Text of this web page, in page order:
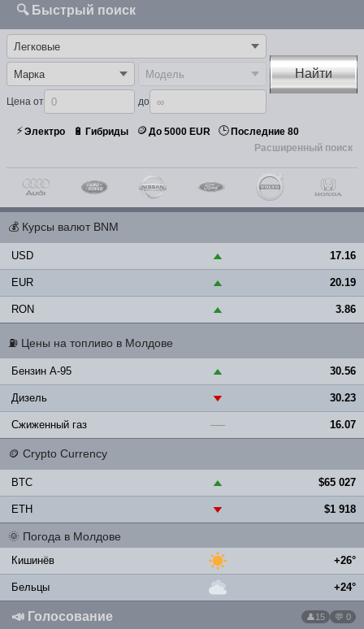
🔍 Быстрый поиск
Цена от до
Найти
⚡Электро 🔋 Гибриды 🪙 До 5000 EUR 🕒 Последние 80
Расширенный поиск
💰 Курсы валют BNM
USD ▲ 17.16
EUR ▲ 20.19
RON ▲ 3.86
⛽ Цены на топливо в Молдове
Бензин A-95 ▲ 30.56
Дизель ▼ 30.23
Сжиженный газ — 16.07
🪙 Crypto Currency
BTC ▲ $65 027
ETH ▼ $1 918
🌞 Погода в Молдове
Кишинёв +26°
Бельцы +24°
📣 Голосование 15 💬 0